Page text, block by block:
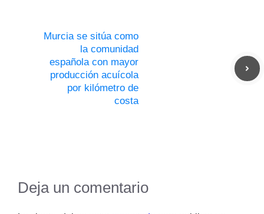
Murcia se sitúa como
la comunidad
española con mayor
producción acuícola
por kilómetro de
costa
Deja un comentario